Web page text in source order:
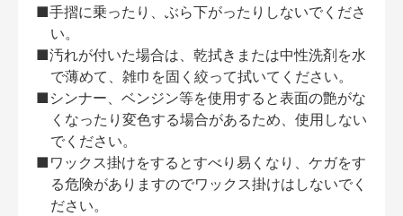
■手摺に乗ったり、ぶら下がったりしないでくださ
い。
■汚れが付いた場合は、乾拭きまたは中性洗剤を水
で薄めて、雑巾を固く絞って拭いてください。
■シンナー、ベンジン等を使用すると表面の艶がな
くなったり変色する場合があるため、使用しない
でください。
■ワックス掛けをするとすべり易くなり、ケガをす
る危険がありますのでワックス掛けはしないでく
ださい。